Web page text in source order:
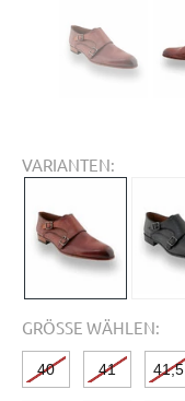
VARIANTEN:
GRÖSSE WÄHLEN:
40 41 41,5